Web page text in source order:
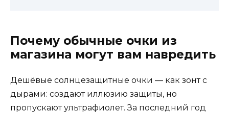
Почему обычные очки из
магазина могут вам навредить
Дешёвые солнцезащитные очки — как зонт с
дырами: создают иллюзию защиты, но
пропускают ультрафиолет. За последний год